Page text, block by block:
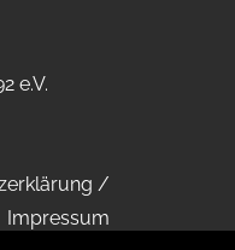
e.V.
/
Impressum